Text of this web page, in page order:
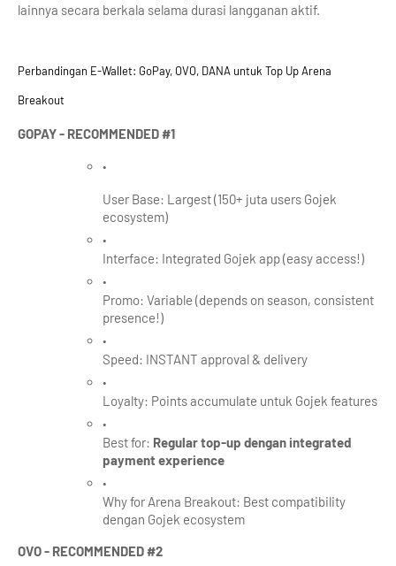
lainnya secara berkala selama durasi langganan aktif.
Perbandingan E-Wallet: GoPay, OVO, DANA untuk Top Up Arena
Breakout
GOPAY - RECOMMENDED #1
User Base: Largest (150+ juta users Gojek
ecosystem)
Interface: Integrated Gojek app (easy access!)
Promo: Variable (depends on season, consistent
presence!)
Speed: INSTANT approval & delivery
Loyalty: Points accumulate untuk Gojek features
Best for: Regular top-up dengan integrated
payment experience
Why for Arena Breakout: Best compatibility
dengan Gojek ecosystem
OVO - RECOMMENDED #2